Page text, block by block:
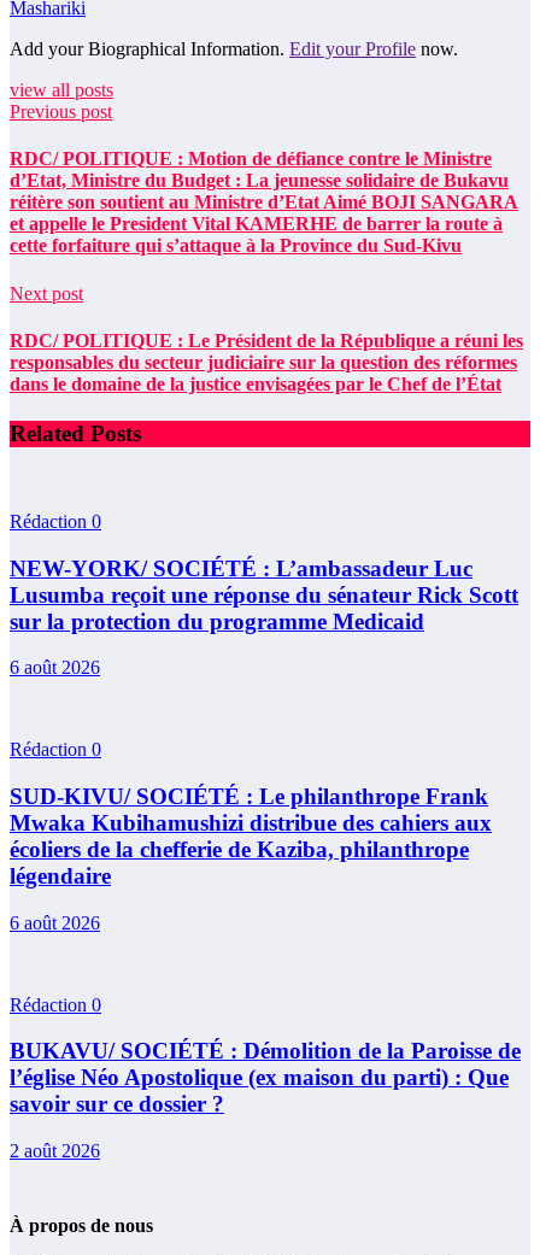
Mashariki
Add your Biographical Information. Edit your Profile now.
view all posts
Previous post
RDC/ POLITIQUE : Motion de défiance contre le Ministre
d’Etat, Ministre du Budget : La jeunesse solidaire de Bukavu
réitère son soutient au Ministre d’Etat Aimé BOJI SANGARA
et appelle le President Vital KAMERHE de barrer la route à
cette forfaiture qui s’attaque à la Province du Sud-Kivu
Next post
RDC/ POLITIQUE : Le Président de la République a réuni les
responsables du secteur judiciaire sur la question des réformes
dans le domaine de la justice envisagées par le Chef de l’État
Related Posts
Rédaction 0
NEW-YORK/ SOCIÉTÉ : L’ambassadeur Luc
Lusumba reçoit une réponse du sénateur Rick Scott
sur la protection du programme Medicaid
6 août 2026
Rédaction 0
SUD-KIVU/ SOCIÉTÉ : Le philanthrope Frank
Mwaka Kubihamushizi distribue des cahiers aux
écoliers de la chefferie de Kaziba, philanthrope
légendaire
6 août 2026
Rédaction 0
BUKAVU/ SOCIÉTÉ : Démolition de la Paroisse de
l’église Néo Apostolique (ex maison du parti) : Que
savoir sur ce dossier ?
2 août 2026
À propos de nous